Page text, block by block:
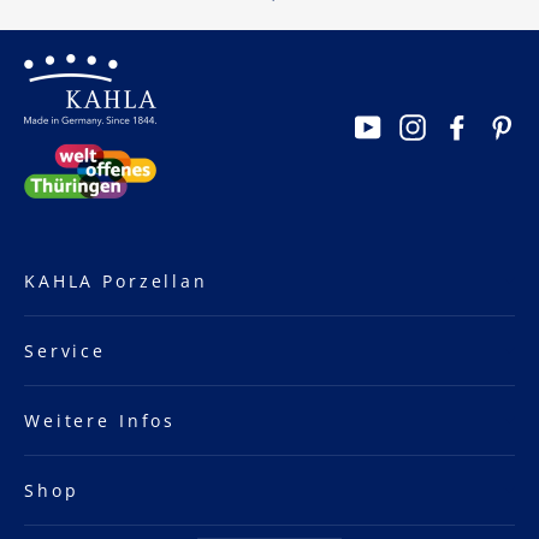
KAHLA Porzellan
Service
Shop
Weitere Infos
YouTubeInstagram